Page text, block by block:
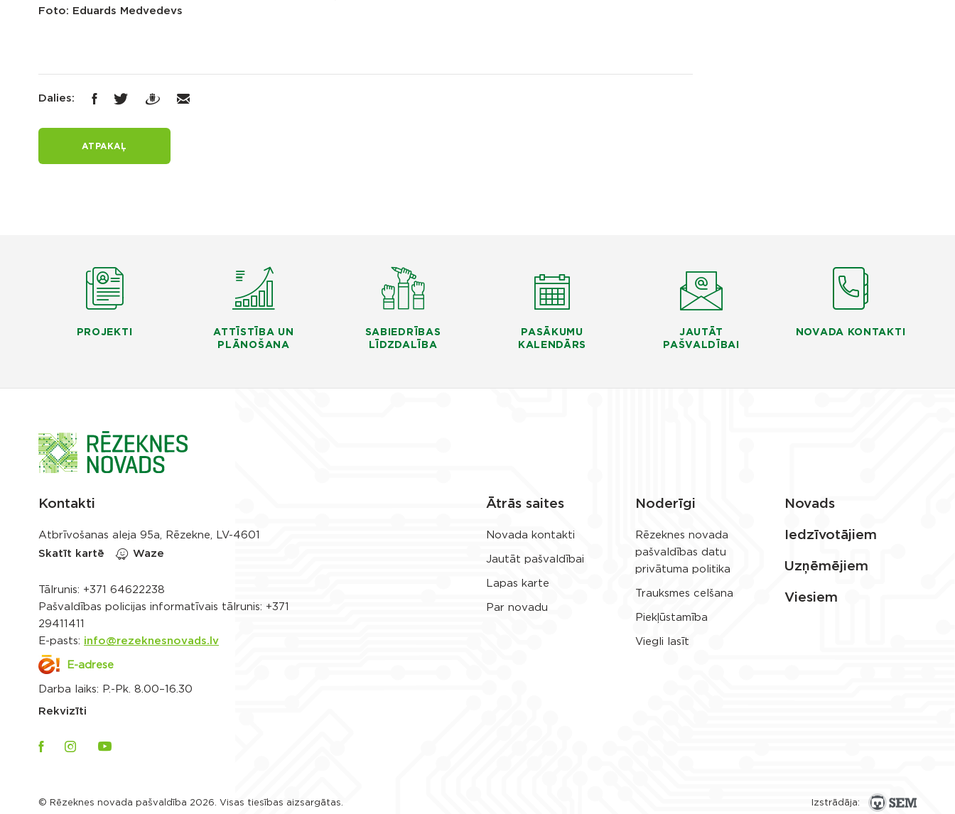
Foto: Eduards Medvedevs
Dalies:
ATPAKAĻ
PROJEKTI
ATTĪSTĪBA UN
PLĀNOŠANA
SABIEDRĪBAS
LĪDZDALĪBA
PASĀKUMU
KALENDĀRS
JAUTĀT
PAŠVALDĪBAI
NOVADA KONTAKTI
Kontakti
Atbrīvošanas aleja 95a, Rēzekne, LV-4601
Skatīt kartē
Waze
Tālrunis: +371 64622238
Pašvaldības policijas informatīvais tālrunis: +371
29411411
E-pasts: info@rezeknesnovads.lv
E-adrese
Darba laiks: P.-Pk. 8.00–16.30
Rekvizīti
Ātrās saites
Novada kontakti
Jautāt pašvaldībai
Lapas karte
Par novadu
Noderīgi
Rēzeknes novada
pašvaldības datu
privātuma politika
Trauksmes celšana
Piekļūstamība
Viegli lasīt
Novads
Iedzīvotājiem
Uzņēmējiem
Viesiem
© Rēzeknes novada pašvaldība 2026. Visas tiesības aizsargātas. Izstrādāja: